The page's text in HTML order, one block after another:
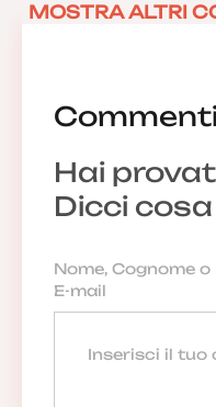
Hai
Dicci
MOSTRA ALTRI